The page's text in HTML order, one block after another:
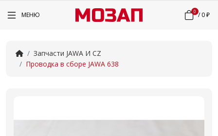
МЕНЮ 0 /0 ₽
Запчасти JAWA И CZ
Проводка в сборе JAWA 638